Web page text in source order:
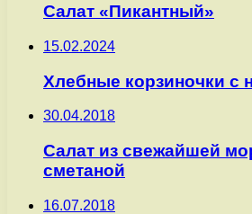
Салат «Пикантный»
15.02.2024
Хлебные корзиночки с
30.04.2018
Салат из свежайшей
сметаной
16.07.2018